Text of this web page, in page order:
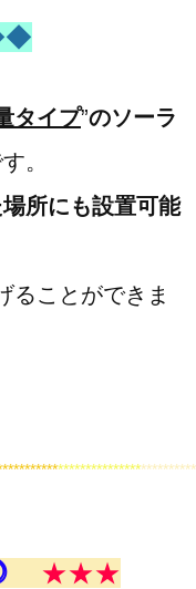
タイプ”のソーラ
。
所にも設置可能
ることができま
***************
★★★